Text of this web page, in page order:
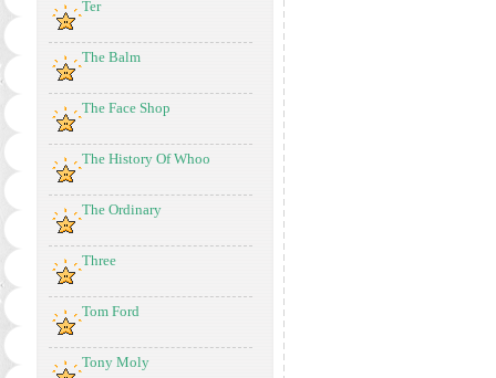
Ter
The Balm
The Face Shop
The History Of Whoo
The Ordinary
Three
Tom Ford
Tony Moly